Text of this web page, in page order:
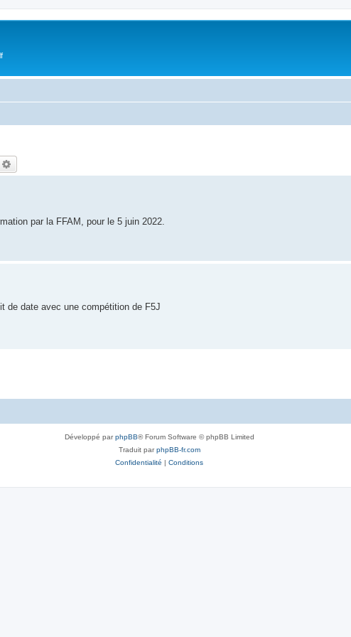
par la FFAM, pour le 5 juin 2022.
de date avec une compétition de F5J
Développé parphpBB® Forum Software © phpBB Limited
Traduit parphpBB-fr.com
Confidentialité | Conditions